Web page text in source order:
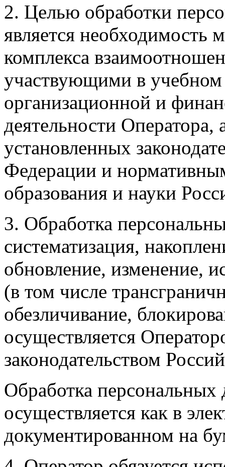
2. Целью обработки
является необходимость
комплекса
участвующими в учебном
организационной и
деятельности Оператора,
установленных
Федерации и
образования и науки
3. Обработка
систематизация,
обновление, изменение,
(в том числе
обезличивание,
осуществляется
законодательством
Обработка персональных
осуществляется как в
документированном на